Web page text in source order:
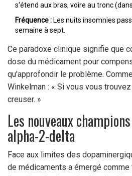
s'étend aux bras, voire au tronc
Fréquence : Les nuits insomnies
semaine à sept.
Ce paradoxe clinique signifie que
dose du médicament pour
qu'approfondir le problème.
Winkelman : « Si vous vous
creuser. »
Les nouveaux
alpha-2-delta
Face aux limites des
de médicaments a émergé